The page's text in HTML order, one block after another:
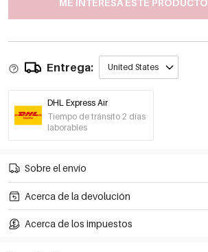
ME INTERESA ESTE PRODUCTO
Entrega: United States
DHL Express Air
Tiempo de tránsito 2 días
laborables
Sobre el envío
Acerca de la devolución
Acerca de los impuestos